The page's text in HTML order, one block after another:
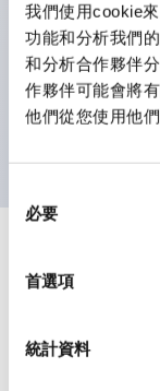
我們使用cookie
功能和分析我們
和分析合作夥伴
作夥伴可能會將
他們從您使用他
必要
首選項
統計資料
可清楚辨識正方
燈時的顏色識別
符合 ISO 3864-
顏色表現更明